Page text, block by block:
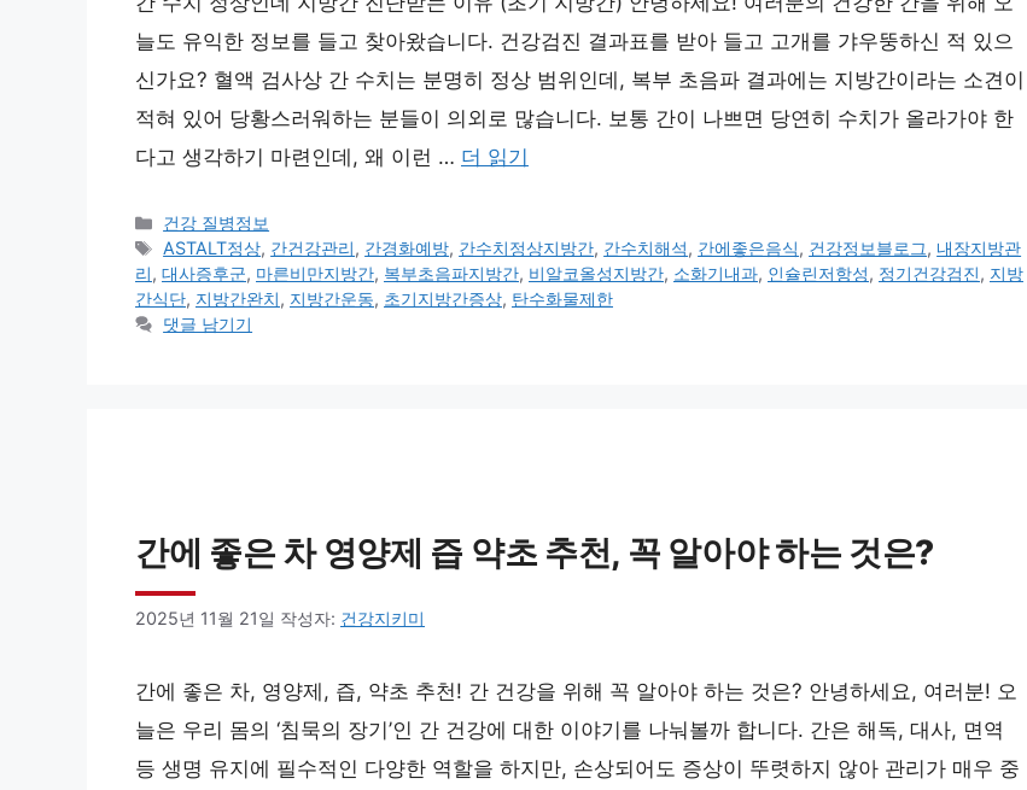
늘도 유익한 정보를 들고 찾아왔습니다. 건강검진 결과표를 받아 들고 고개를 갸우뚱하신 적 있으
신가요? 혈액 검사상 간 수치는 분명히 정상 범위인데, 복부 초음파 결과에는 지방간이라는 소견이
적혀 있어 당황스러워하는 분들이 의외로 많습니다. 보통 간이 나쁘면 당연히 수치가 올라가야 한
다고 생각하기 마련인데, 왜 이런 … 더 읽기
카
테
고
리
건강 질병정보
태
그
ASTALT정상, 간건강관리, 간경화예방, 간수치정상지방간, 간수치해석, 간에좋은음식, 건강정보블로그, 내장지방관
리, 대사증후군, 마른비만지방간, 복부초음파지방간, 비알코올성지방간, 소화기내과, 인슐린저항성, 정기건강검진, 지방
간식단, 지방간완치, 지방간운동, 초기지방간증상, 탄수화물제한
댓글 남기기
간에 좋은 차 영양제 즙 약초 추천, 꼭 알아야 하는 것은?
2025년 11월 21일 작성자: 건강지키미
간에 좋은 차, 영양제, 즙, 약초 추천! 간 건강을 위해 꼭 알아야 하는 것은? 안녕하세요, 여러분! 오
늘은 우리 몸의 ‘침묵의 장기’인 간 건강에 대한 이야기를 나눠볼까 합니다. 간은 해독, 대사, 면역
등 생명 유지에 필수적인 다양한 역할을 하지만, 손상되어도 증상이 뚜렷하지 않아 관리가 매우 중